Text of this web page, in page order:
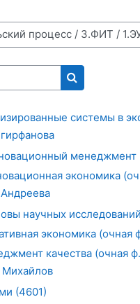
Поиск курса
системы в
менеджмент
экономика
научных
экономика (очная
качества (очная
(4601)